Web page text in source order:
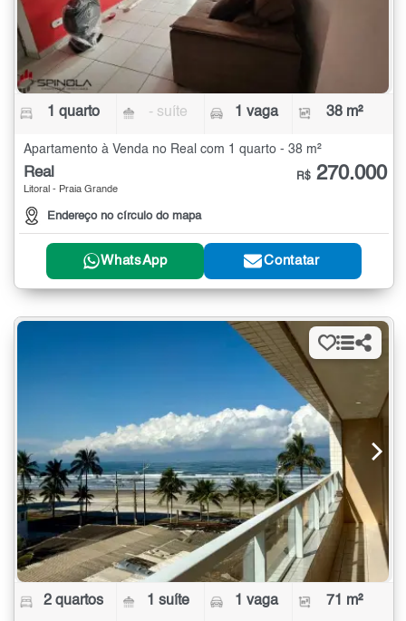
1 quarto - suíte 1 vaga 38 m²
Apartamento à Venda no Real com 1 quarto - 38 m²
Real
Litoral - Praia Grande
Endereço no círculo do mapa
R$ 270.000
WhatsApp Contatar
2 quartos 1 suíte 1 vaga 71 m²